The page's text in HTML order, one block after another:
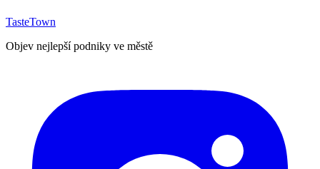
TasteTown
Objev nejlepší podniky ve městě